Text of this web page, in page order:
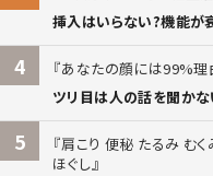
挿入はいらない?機能が
4
あなたの顔には99%理
ツリ目は人の話を聞か
5
肩こり 便秘 たるみ むく
ほぐし